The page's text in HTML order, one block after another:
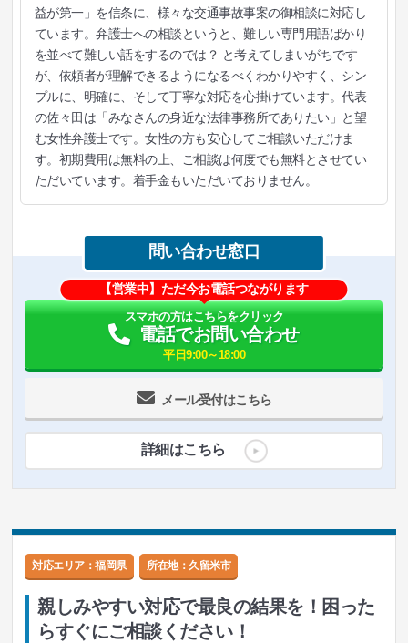
益が第一」を信条に、様々な交通事故事案の御相談に対応し
ています。弁護士への相談というと、難しい専門用語ばかり
を並べて難しい話をするのでは？ と考えてしまいがちです
が、依頼者が理解できるようになるべくわかりやすく、シン
プルに、明確に、そして丁寧な対応を心掛けています。代表
の佐々田は「みなさんの身近な法律事務所でありたい」と望
む女性弁護士です。女性の方も安心してご相談いただけま
す。初期費用は無料の上、ご相談は何度でも無料とさせてい
ただいています。着手金もいただいておりません。
問い合わせ窓口
メール受付はこちら
【営業中】ただ今お電話つながります
スマホの方はこちらをクリック
電話でお問い合わせ
平日9:00～18:00
詳細はこちら
対応エリア：福岡県 所在地： 久留米市
親しみやすい対応で最良の結果を！困った
らすぐにご相談ください！